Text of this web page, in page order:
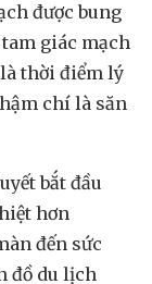
được bung
giác mạch
thời điểm lý
chí là săn
bắt đầu
hơn
đến sức
đồ du lịch